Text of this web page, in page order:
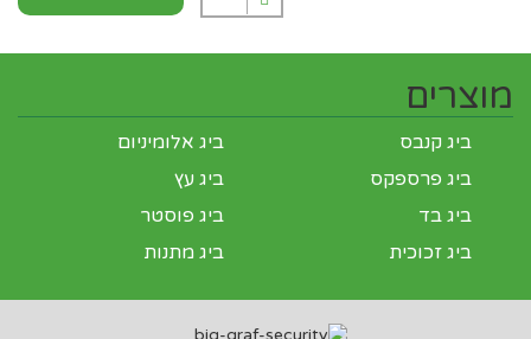
מוצרים
ביג קנבס
ביג אלומיניום
ביג פרספקס
ביג עץ
ביג בד
ביג פוסטר
ביג זכוכית
ביג מתנות